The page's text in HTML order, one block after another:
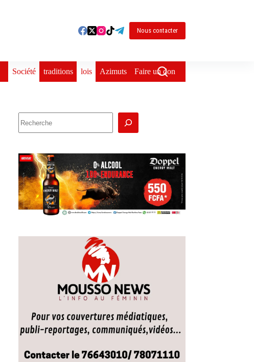
Nous contacter
Société traditions lois Azimuts Faire un don